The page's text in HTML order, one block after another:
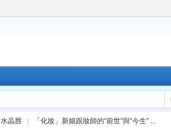
水晶唇 「化妝」新娘跟妝師的“前世”與“今生” ...